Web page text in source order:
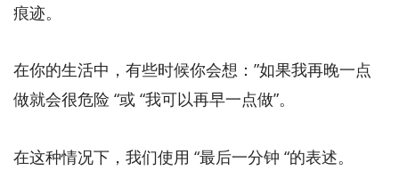
痕迹。
在你的生活中，有些时候你会想：”如果我再晚一点
做就会很危险 “或 “我可以再早一点做”。
在这种情况下，我们使用 “最后一分钟 “的表述。